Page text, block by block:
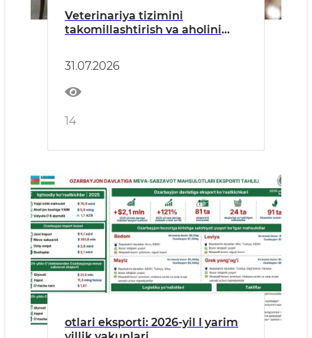
Veterinariya tizimini
takomillashtirish va aholini
31.07.2026
14
otlari eksporti: 2026-yil I yarim